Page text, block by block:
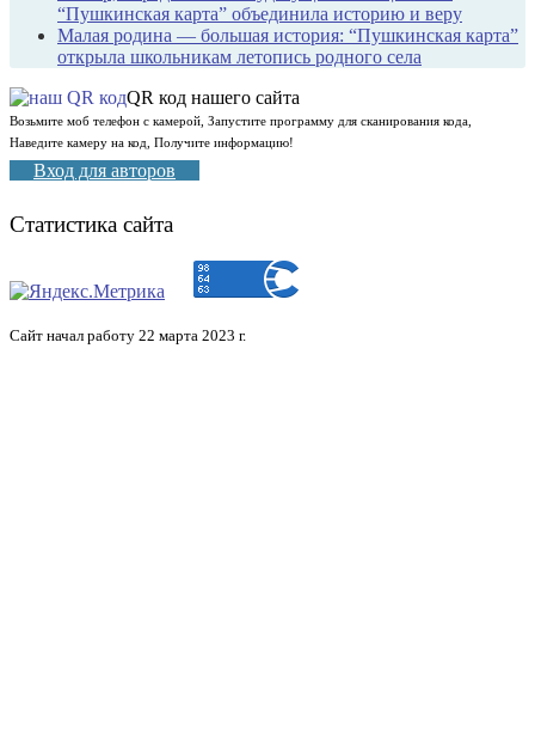
“Пушкинская карта” объединила историю и веру
Малая родина — большая история: “Пушкинская карта”
открыла школьникам летопись родного села
QR код нашего сайта
Возьмите моб телефон с камерой, Запустите программу для сканирования кода,
Наведите камеру на код, Получите информацию!
Вход для авторов
Статистика сайта
Сайт начал работу 22 марта 2023 г.